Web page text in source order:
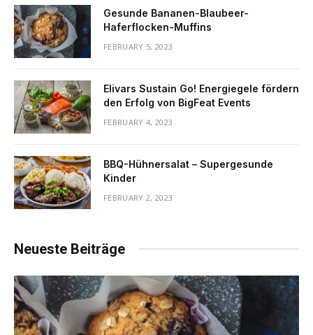
Gesunde Bananen-Blaubeer-
Haferflocken-Muffins
FEBRUARY 5, 2023
Elivars Sustain Go! Energiegele fördern
den Erfolg von BigFeat Events
FEBRUARY 4, 2023
BBQ-Hühnersalat – Supergesunde
Kinder
FEBRUARY 2, 2023
Neueste Beiträge